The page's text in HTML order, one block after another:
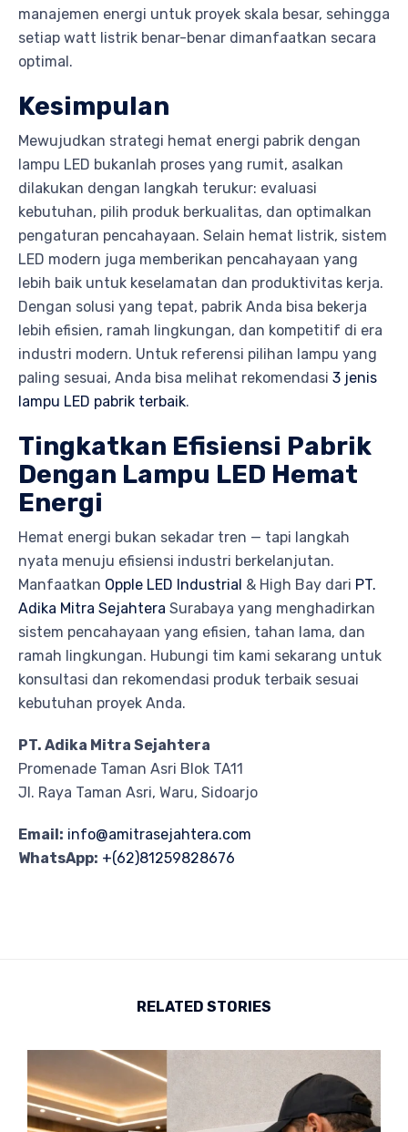
manajemen energi untuk proyek skala besar, sehingga
setiap watt listrik benar-benar dimanfaatkan secara
optimal.
Kesimpulan
Mewujudkan strategi hemat energi pabrik dengan
lampu LED bukanlah proses yang rumit, asalkan
dilakukan dengan langkah terukur: evaluasi
kebutuhan, pilih produk berkualitas, dan optimalkan
pengaturan pencahayaan. Selain hemat listrik, sistem
LED modern juga memberikan pencahayaan yang
lebih baik untuk keselamatan dan produktivitas kerja.
Dengan solusi yang tepat, pabrik Anda bisa bekerja
lebih efisien, ramah lingkungan, dan kompetitif di era
industri modern. Untuk referensi pilihan lampu yang
paling sesuai, Anda bisa melihat rekomendasi 3 jenis
lampu LED pabrik terbaik.
Tingkatkan Efisiensi Pabrik
Dengan Lampu LED Hemat
Energi
Hemat energi bukan sekadar tren — tapi langkah
nyata menuju efisiensi industri berkelanjutan.
Manfaatkan Opple LED Industrial & High Bay dari PT.
Adika Mitra Sejahtera Surabaya yang menghadirkan
sistem pencahayaan yang efisien, tahan lama, dan
ramah lingkungan. Hubungi tim kami sekarang untuk
konsultasi dan rekomendasi produk terbaik sesuai
kebutuhan proyek Anda.
PT. Adika Mitra Sejahtera
Promenade Taman Asri Blok TA11
Jl. Raya Taman Asri, Waru, Sidoarjo
Email: info@amitrasejahtera.com
WhatsApp: +(62)81259828676
RELATED STORIES